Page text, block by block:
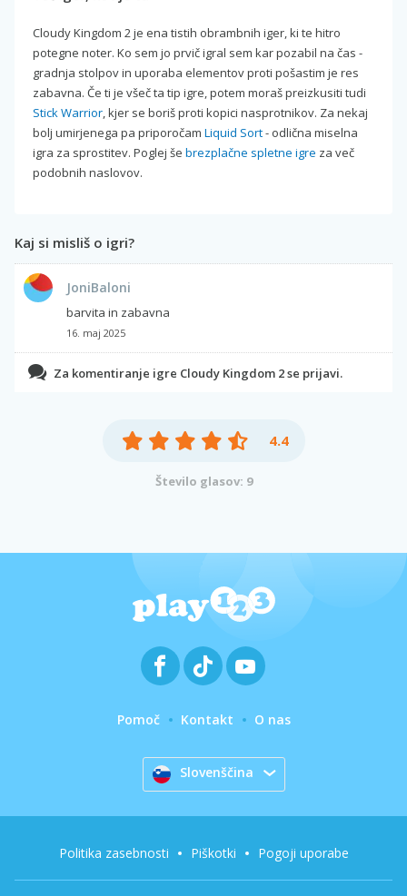
Cloudy Kingdom 2 je ena tistih obrambnih iger, ki te hitro
potegne noter. Ko sem jo prvič igral sem kar pozabil na čas -
gradnja stolpov in uporaba elementov proti pošastim je res
zabavna. Če ti je všeč ta tip igre, potem moraš preizkusiti tudi
Stick Warrior, kjer se boriš proti kopici nasprotnikov. Za nekaj
bolj umirjenega pa priporočam Liquid Sort- odlična miselna
igra za sprostitev. Poglej še brezplačne spletne igre za več
podobnih naslovov.
Kaj si misliš o igri?
JoniBaloni
barvita in zabavna
16. maj 2025
Za komentiranje igre Cloudy Kingdom 2 se prijavi.
4.4
Število glasov: 9
Pomoč Kontakt O nas
Slovenščina
Politika zasebnosti Piškotki Pogoji uporabe